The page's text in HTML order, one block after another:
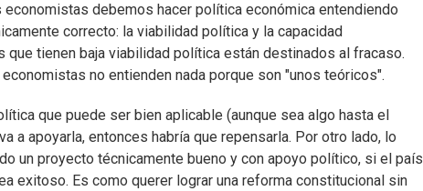
debemos hacer política económica entendiendo
correcto: la viabilidad política y la capacidad
tienen baja viabilidad política están destinados al fracaso.
no entienden nada porque son "unos teóricos".
que puede ser bien aplicable (aunque sea algo hasta el
a apoyarla, entonces habría que repensarla. Por otro lado, lo
un proyecto técnicamente bueno y con apoyo político, si el país
exitoso. Es como querer lograr una reforma constitucional sin